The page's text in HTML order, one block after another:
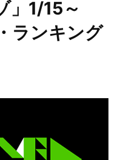
」1/15～
ランキング